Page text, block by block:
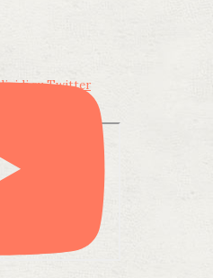
su Twitter